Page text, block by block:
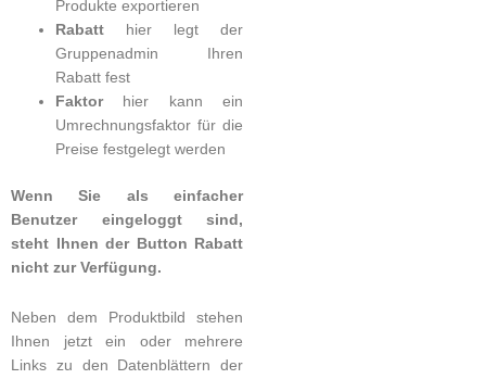
Produkte exportieren
Rabatt hier legt der
Gruppenadmin Ihren
Rabatt fest
Faktorhier kann ein
Umrechnungsfaktor für die
Preise festgelegt werden
Wenn Sie als einfacher
Benutzer eingeloggt sind,
steht Ihnen der Button Rabatt
nicht zur Verfügung.
Neben dem Produktbild stehen
Ihnen jetzt ein oder mehrere
Links zu den Datenblättern der